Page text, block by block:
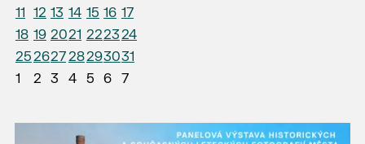
11 12 13 14 15 16 17
18 19 2021 222324
25262728293031
1
2 3 4 5 6 7